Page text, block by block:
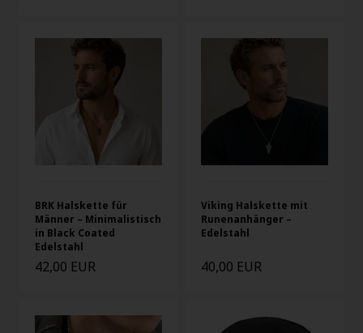
BRK Halskette für
Männer – Minimalistisch
in Black Coated
Edelstahl
42,00 EUR
Viking Halskette mit
Runenanhänger –
Edelstahl
40,00 EUR